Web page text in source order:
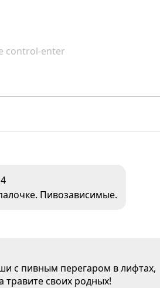
control-enter
Пивозависимые.
с пивным перегаром в лифтах,
травите своих родных!